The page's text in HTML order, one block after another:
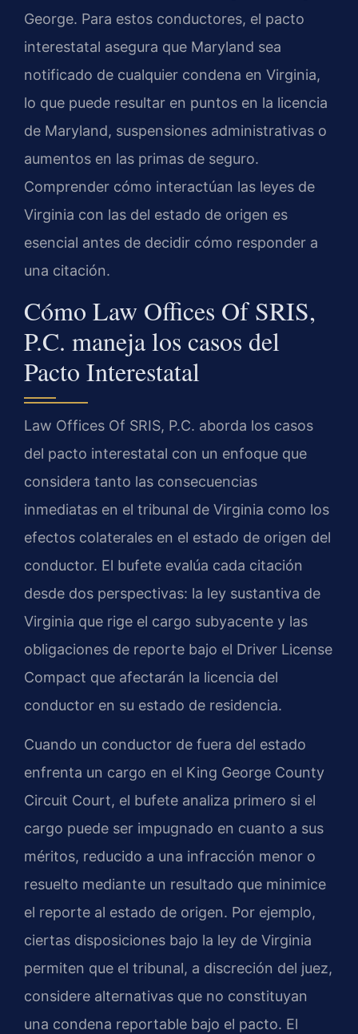
George. Para estos conductores, el pacto
interestatal asegura que Maryland sea
notificado de cualquier condena en Virginia,
lo que puede resultar en puntos en la licencia
de Maryland, suspensiones administrativas o
aumentos en las primas de seguro.
Comprender cómo interactúan las leyes de
Virginia con las del estado de origen es
esencial antes de decidir cómo responder a
una citación.
Cómo Law Offices Of SRIS,
P.C. maneja los casos del
Pacto Interestatal
Law Offices Of SRIS, P.C. aborda los casos
del pacto interestatal con un enfoque que
considera tanto las consecuencias
inmediatas en el tribunal de Virginia como los
efectos colaterales en el estado de origen del
conductor. El bufete evalúa cada citación
desde dos perspectivas: la ley sustantiva de
Virginia que rige el cargo subyacente y las
obligaciones de reporte bajo el Driver License
Compact que afectarán la licencia del
conductor en su estado de residencia.
Cuando un conductor de fuera del estado
enfrenta un cargo en el King George County
Circuit Court, el bufete analiza primero si el
cargo puede ser impugnado en cuanto a sus
méritos, reducido a una infracción menor o
resuelto mediante un resultado que minimice
el reporte al estado de origen. Por ejemplo,
ciertas disposiciones bajo la ley de Virginia
permiten que el tribunal, a discreción del juez,
considere alternativas que no constituyan
una condena reportable bajo el pacto. El